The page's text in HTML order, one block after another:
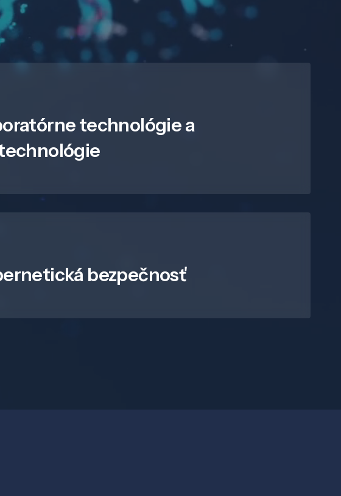
technológie a
bezpečnosť